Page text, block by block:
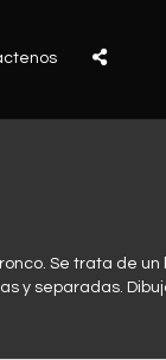
Se trata de un
y separadas.